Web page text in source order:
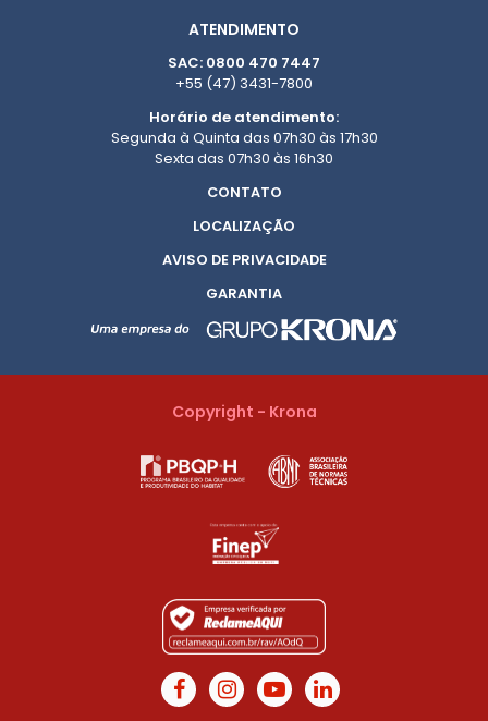
ATENDIMENTO
SAC: 0800 470 7447
+55 (47) 3431-7800
Horário de atendimento:
Segunda à Quinta das 07h30 às 17h30
Sexta das 07h30 às 16h30
CONTATO
LOCALIZAÇÃO
AVISO DE PRIVACIDADE
GARANTIA
Copyright - Krona